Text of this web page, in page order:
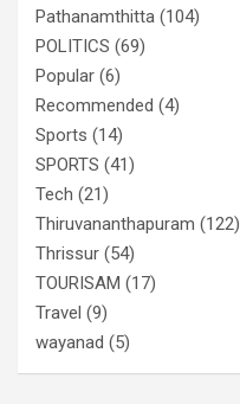
Pathanamthitta (104)
POLITICS (69)
Popular (6)
Recommended (4)
Sports (14)
SPORTS (41)
Tech (21)
Thiruvananthapuram (122)
Thrissur (54)
TOURISAM (17)
Travel (9)
wayanad (5)